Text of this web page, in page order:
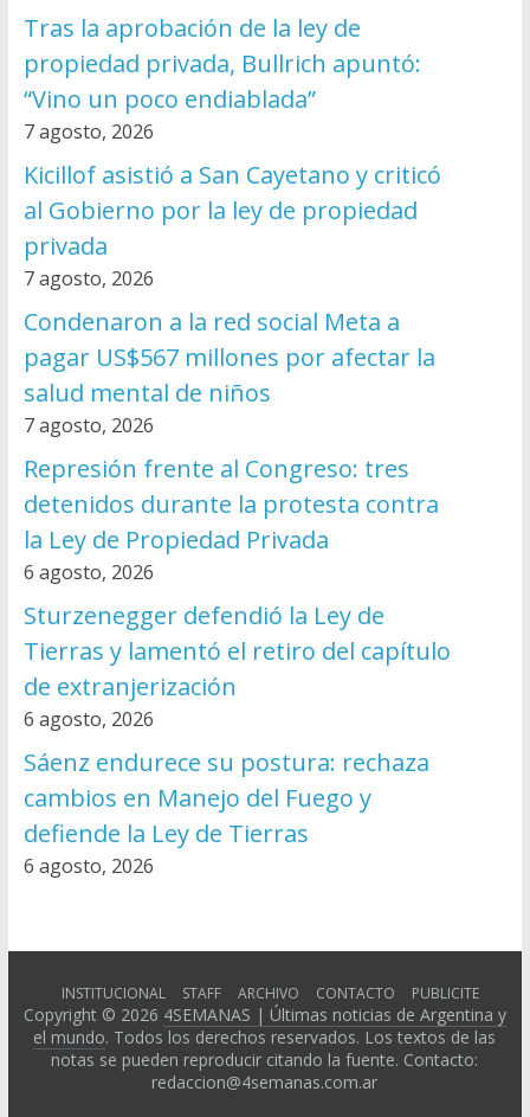
Tras la aprobación de la ley de
propiedad privada, Bullrich apuntó:
“Vino un poco endiablada”
7 agosto, 2026
Kicillof asistió a San Cayetano y criticó
al Gobierno por la ley de propiedad
privada
7 agosto, 2026
Condenaron a la red social Meta a
pagar US$567 millones por afectar la
salud mental de niños
7 agosto, 2026
Represión frente al Congreso: tres
detenidos durante la protesta contra
la Ley de Propiedad Privada
6 agosto, 2026
Sturzenegger defendió la Ley de
Tierras y lamentó el retiro del capítulo
de extranjerización
6 agosto, 2026
Sáenz endurece su postura: rechaza
cambios en Manejo del Fuego y
defiende la Ley de Tierras
6 agosto, 2026
INSTITUCIONAL STAFF ARCHIVO CONTACTO PUBLICITE
Copyright © 2026 4SEMANAS | Últimas noticias de Argentina y
el mundo. Todos los derechos reservados. Los textos de las
notas se pueden reproducir citando la fuente. Contacto:
redaccion@4semanas.com.ar